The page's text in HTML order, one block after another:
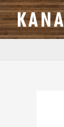
内
容
を
ス